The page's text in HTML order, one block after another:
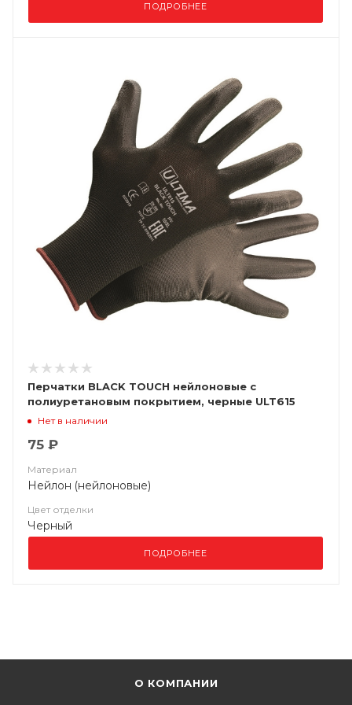
ПОДРОБНЕЕ
Перчатки BLACK TOUCH нейлоновые с
полиуретановым покрытием, черные ULT615
Нет в наличии
75 ₽
Материал
Нейлон (нейлоновые)
Цвет отделки
Черный
ПОДРОБНЕЕ
О КОМПАНИИ